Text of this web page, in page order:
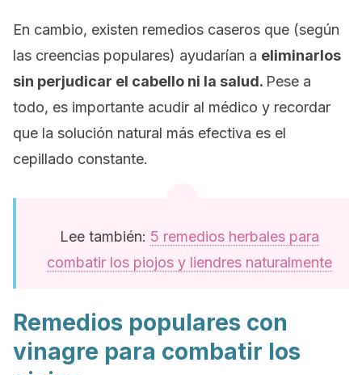
En cambio, existen remedios caseros que (según
las creencias populares) ayudarían a eliminarlos
sin perjudicar el cabello ni la salud. Pese a
todo, es importante acudir al médico y recordar
que la solución natural más efectiva es el
cepillado constante.
Lee también: 5 remedios herbales para
combatir los piojos y liendres naturalmente
Remedios populares con
vinagre para combatir los